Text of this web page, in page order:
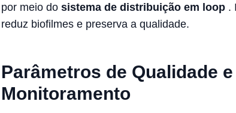
por meio do sistema de distribuição em loop .
reduz biofilmes e preserva a qualidade.
Parâmetros de Qualidade e
Monitoramento